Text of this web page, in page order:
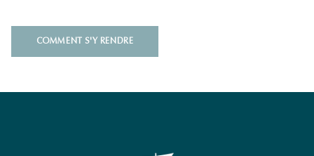
COMMENT S'Y RENDRE